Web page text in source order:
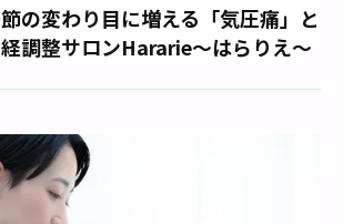
の変わり目に増える「気圧痛」と
調整サロンHararie〜はらりえ〜